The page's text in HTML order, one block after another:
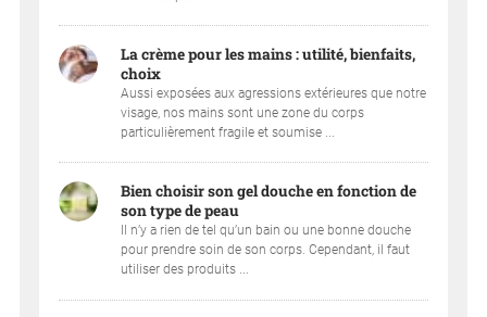
La crème pour les mains : utilité, bienfaits,
choix
Aussi exposées aux agressions extérieures que notre
visage, nos mains sont une zone du corps
particulièrement fragile et soumise ...
Bien choisir son gel douche en fonction de
son type de peau
Il n’y a rien de tel qu’un bain ou une bonne douche
pour prendre soin de son corps. Cependant, il faut
utiliser des produits ...